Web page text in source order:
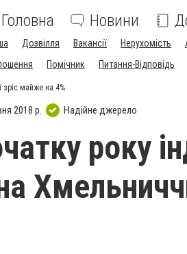
Головна Новини
Дозвілля Вакансії Нерухомість
Помічник Питання-Відповідь
зріс майже на 4%
2018 р. Надійне джерело
року